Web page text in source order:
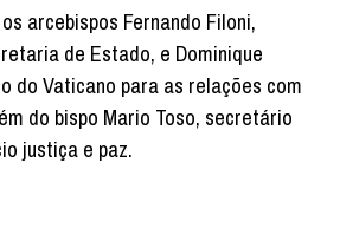
arcebispos Fernando Filoni,
de Estado, e Dominique
do Vaticano para as relações com
do bispo Mario Toso, secretário
justiça e paz.